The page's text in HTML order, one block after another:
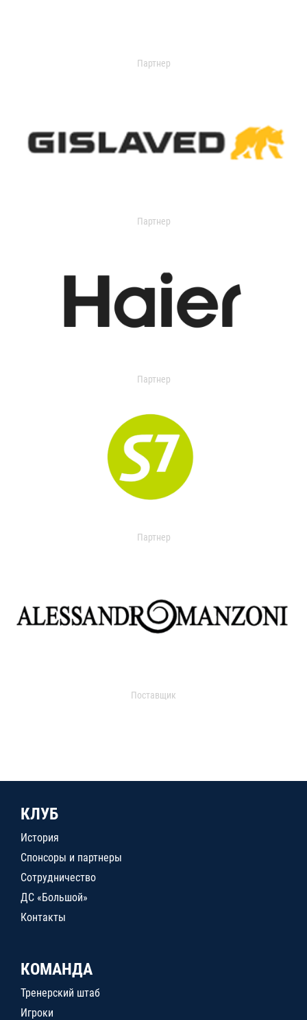
Партнер
Партнер
Партнер
Партнер
Поставщик
КЛУБ
История
Спонсоры и партнеры
Сотрудничество
ДС «Большой»
Контакты
КОМАНДА
Тренерский штаб
Игроки